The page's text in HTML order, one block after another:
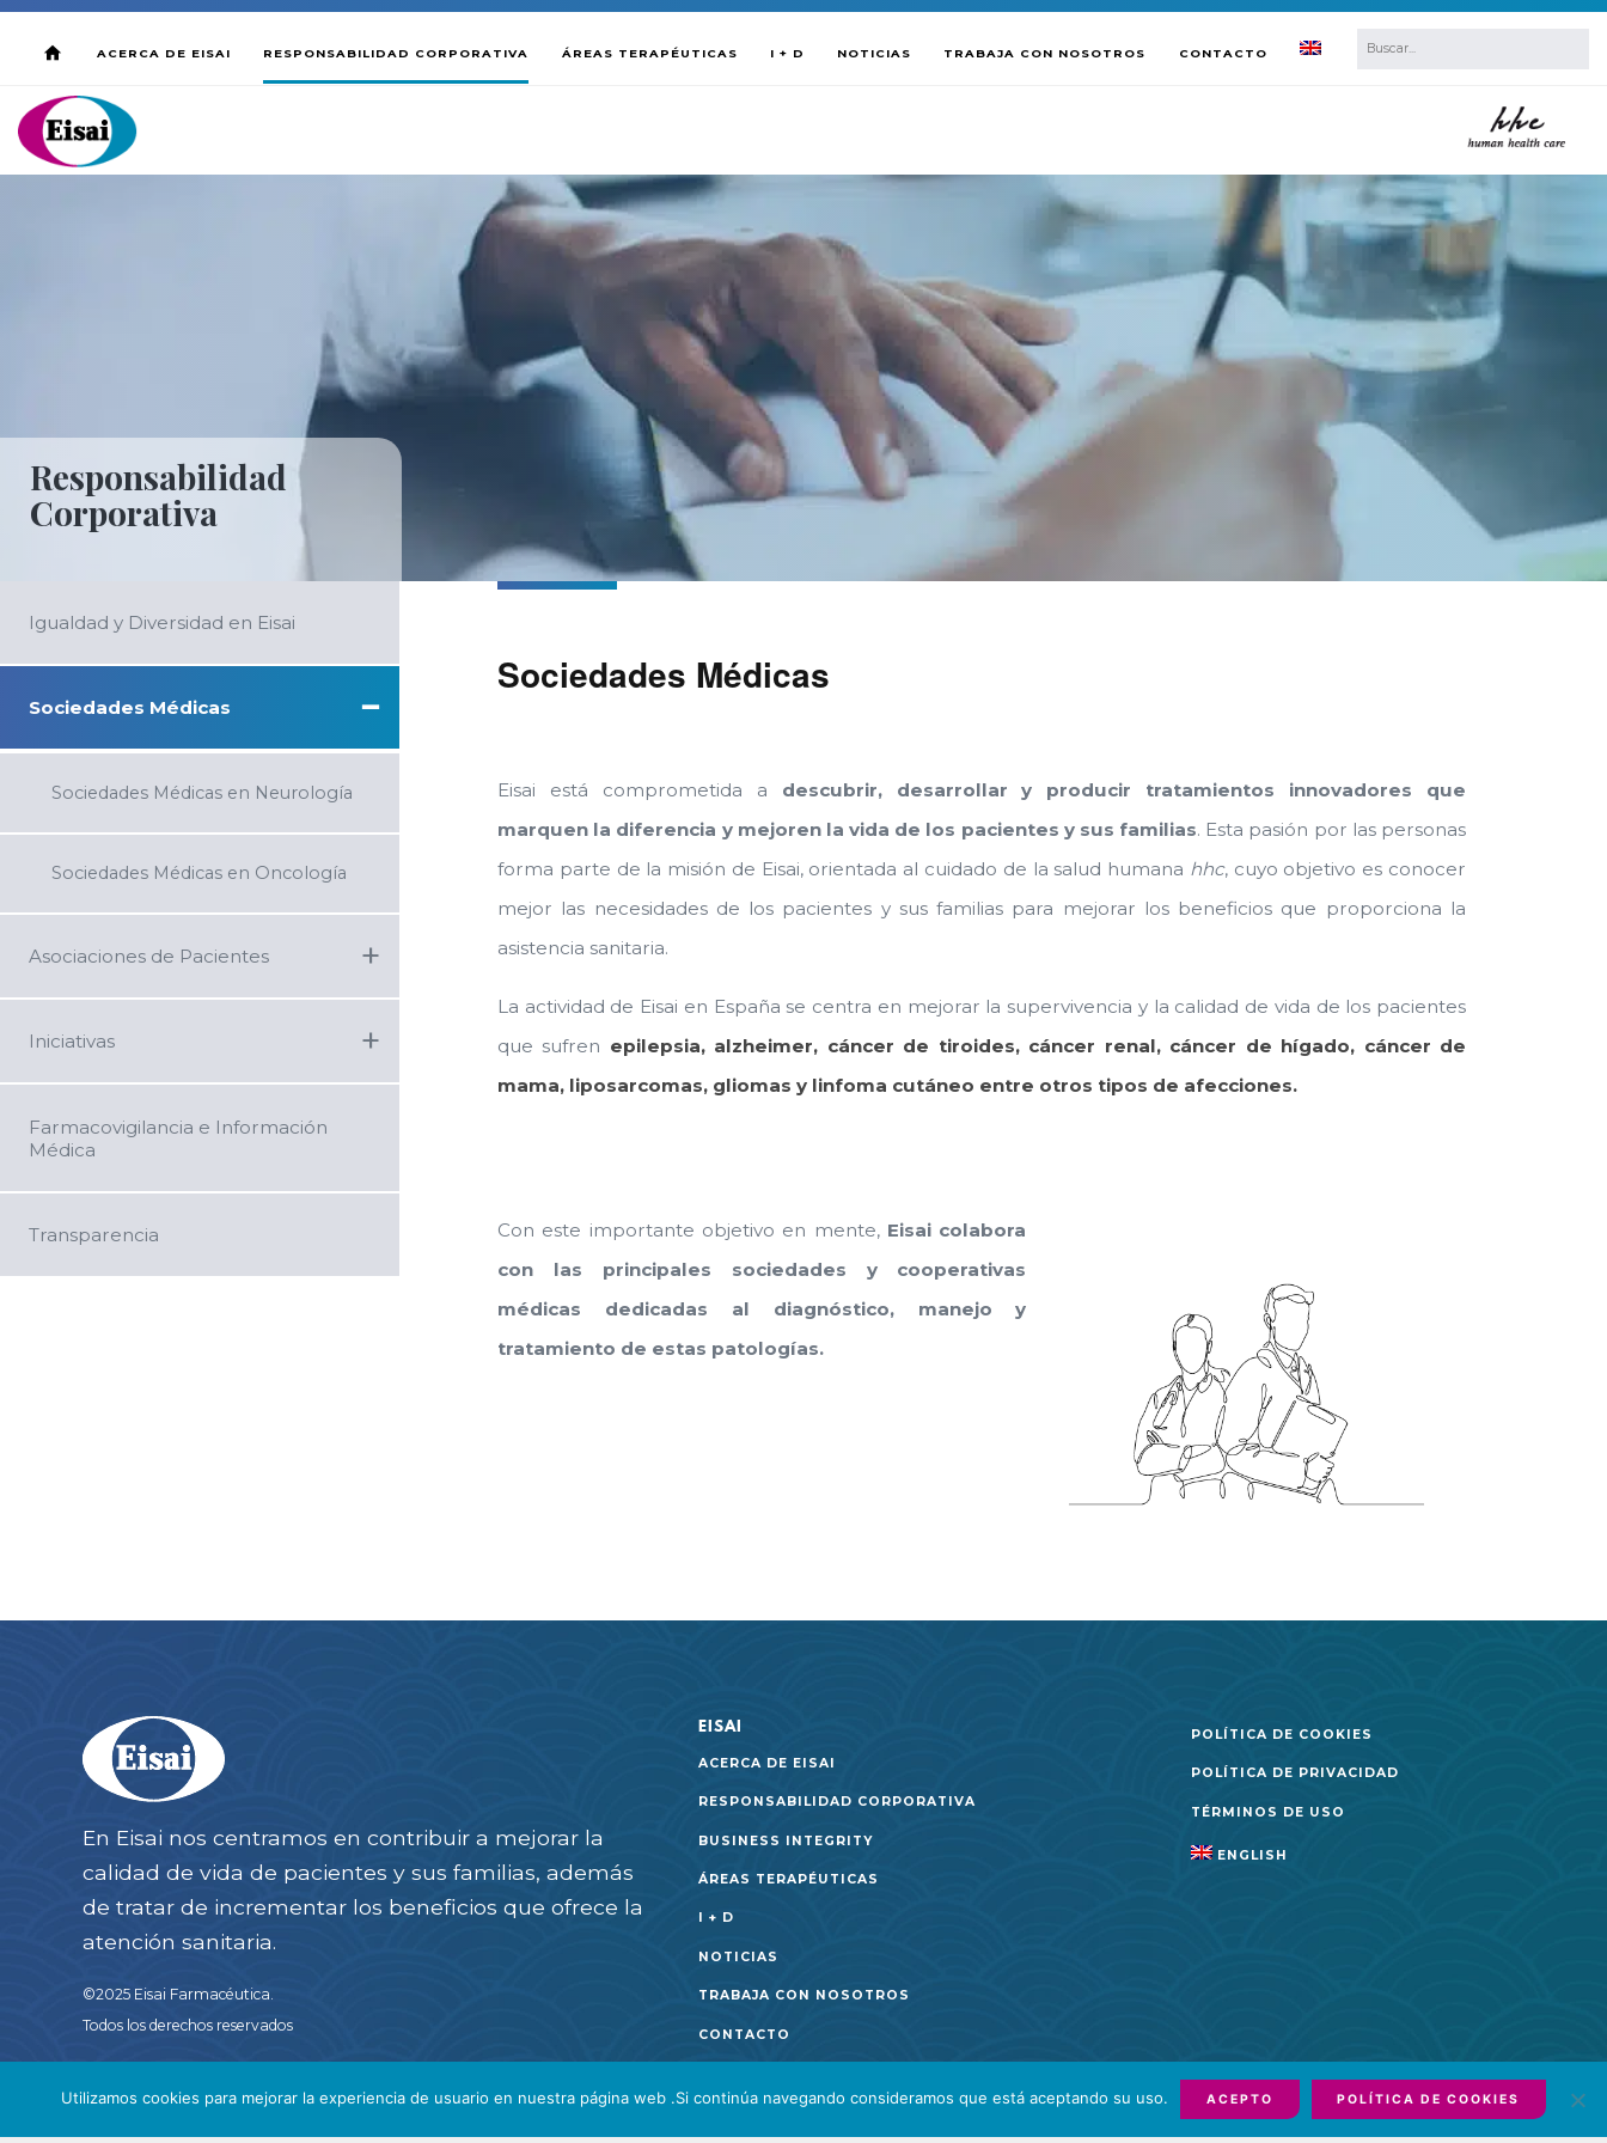
ACERCA DE EISAI RESPONSABILIDAD CORPORATIVA ÁREAS TERAPÉUTICAS I + D NOTICIAS TRABAJA CON NOSOTROS CONTACTO
Responsabilidad
Corporativa
Igualdad y Diversidad en Eisai
Sociedades Médicas −
Sociedades Médicas en Neurología
Sociedades Médicas en Oncología
Asociaciones de Pacientes +
Iniciativas +
Farmacovigilancia e Información
Médica
Transparencia
Sociedades Médicas
Eisai está comprometida a descubrir, desarrollar y producir tratamientos innovadores que
marquen la diferencia y mejoren la vida de los pacientes y sus familias. Esta pasión por las personas
forma parte de la misión de Eisai, orientada al cuidado de la salud humana hhc, cuyo objetivo es conocer
mejor las necesidades de los pacientes y sus familias para mejorar los beneficios que proporciona la
asistencia sanitaria.
La actividad de Eisai en España se centra en mejorar la supervivencia y la calidad de vida de los pacientes
que sufren epilepsia, alzheimer, cáncer de tiroides, cáncer renal, cáncer de hígado, cáncer de
mama, liposarcomas, gliomas y linfoma cutáneo entre otros tipos de afecciones.
Con este importante objetivo en mente, Eisai colabora
con las principales sociedades y cooperativas
médicas dedicadas al diagnóstico, manejo y
tratamiento de estas patologías.
En Eisai nos centramos en contribuir a mejorar la
calidad de vida de pacientes y sus familias, además
de tratar de incrementar los beneficios que ofrece la
atención sanitaria.
©2025 Eisai Farmacéutica.
Todos los derechos reservados
EISAI
ACERCA DE EISAI
RESPONSABILIDAD CORPORATIVA
BUSINESS INTEGRITY
ÁREAS TERAPÉUTICAS
I + D
NOTICIAS
TRABAJA CON NOSOTROS
CONTACTO
POLÍTICA DE COOKIES
POLÍTICA DE PRIVACIDAD
TÉRMINOS DE USO
ENGLISH
Utilizamos cookies para mejorar la experiencia de usuario en nuestra página web .Si continúa navegando consideramos que está aceptando su uso. ACEPTO POLÍTICA DE COOKIES